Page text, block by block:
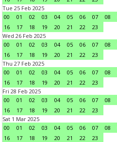
Tue 25 Feb 2025
00
01 02 03 04 05 06 07 08
16
17 18 19 20 21 22
23
Wed 26 Feb 2025
00
01 02 03 04 05 06 07 08
16
17 18 19 20 21 22
23
Thu 27 Feb 2025
00
01 02 03 04 05 06 07 08
16
17 18 19 20 21 22
23
Fri 28 Feb 2025
00
01 02 03 04 05 06 07 08
16
17 18 19 20 21 22
23
Sat 1 Mar 2025
00
01 02 03 04 05 06 07 08
16
17 18 19 20 21 22
23